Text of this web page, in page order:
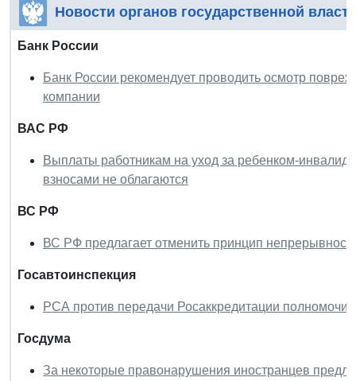
Новости органов государственной
Банк России
Банк России рекомендует проводить осмотр
компании
ВАС РФ
Выплаты работникам на уход за ребенком-
взносами не облагаются
ВС РФ
ВС РФ предлагает отменить принцип
Госавтоинспекция
РСА против передачи Росаккредитации
Госдума
За некоторые правонарушения иностранцев